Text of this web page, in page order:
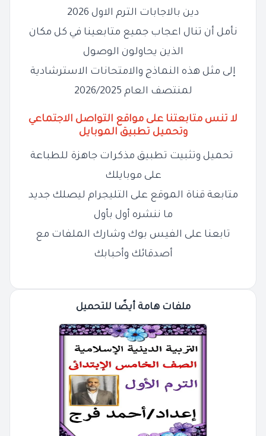
دين بالاجابات الترم الاول 2026
نأمل أن تنال اعجاب جميع متابعينا في كل مكان
الذين يحاولون الوصول
إلى مثل هذه النماذج والامتحانات الاسترشادية
لمنتصف العام 2026/2025
لا تنس متابعتنا على مواقع التواصل الاجتماعي
وتحميل تطبيق الموبايل
تحميل وتثبيت تطبيق مذكرات جاهزة للطباعة
على موبايلك
متابعة قناة الموقع على التليجرام ليصلك جديد
ما ننشره أول بأول
تابعنا على الفيس بوك وشارك الملفات مع
أصدقائك وأحبابك
ملفات هامة أيضًا للتحميل